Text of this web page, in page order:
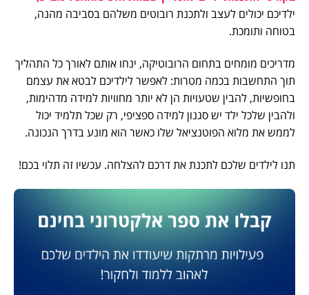
ילדיכם יכולים לעצב ולתכנת רובוטים משלהם בסביבה מהנה,
בטוחה ותומכת.
מדריכים מומחים בתחום הרובוטיקה, ינחו אותם לאורך כל התהליך
תוך התחשבות בכמה מטרות: לאפשר לילדיכם לבטא את עצמם
בחופשיות, להבין שטעויות הן לא יותר מחוויות למידה מדהימות,
ולהבין שלכל ילד יש סגנון למידה ספציפי, רק שכל תלמיד יכול
לממש את מלוא הפוטנציאל שלו כאשר הוא מונע בדרך הנכונה.
תנו לילדים שלכם לתכנת את דרכם להצלחה. עכשיו זה תלוי בכם!